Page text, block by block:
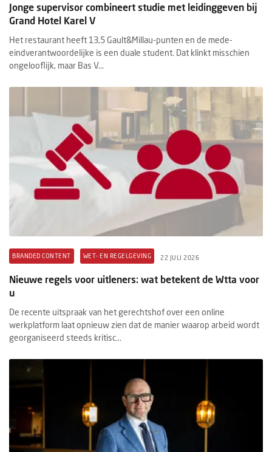
Jonge supervisor combineert studie met leidinggeven bij
Grand Hotel Karel V
Het restaurant heeft 13,5 Gault&Millau-punten en de mede-
eindverantwoordelijke is een duale student. Dat klinkt misschien
ongelooflijk, maar Bas V...
BRANDED CONTENT WET- EN REGELGEVING 22 JULI 2026
Nieuwe regels voor uitleners: wat betekent de Wtta voor
u
De recente uitspraak van het gerechtshof over een online
werkplatform laat opnieuw zien dat de manier waarop arbeid wordt
georganiseerd steeds kritisc...